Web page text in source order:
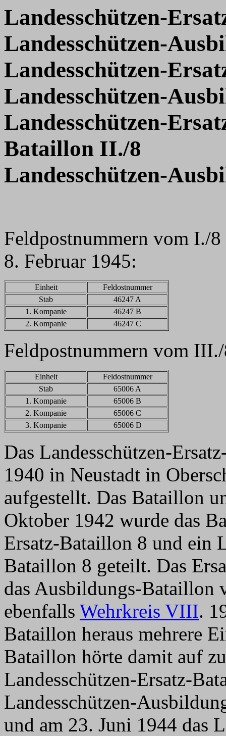
Landesschützen-
Landesschützen-
Landesschützen-
Landesschützen-
Landesschützen-
Bataillon II./8
Landesschützen-
Feldpostnummern vom I./
8. Februar 1945:
Einheit
Feldostnummer
Stab
46247 A
1. Kompanie
46247 B
2. Kompanie
46247 C
Feldpostnummern vom
Einheit
Feldostnummer
Stab
65006 A
1. Kompanie
65006 B
2. Kompanie
65006 C
3. Kompanie
65006 D
Das Landesschützen-
1940 in Neustadt in
aufgestellt. Das Bataillon
Oktober 1942 wurde das
Ersatz-Bataillon 8 und ein
Bataillon 8 geteilt. Das
das Ausbildungs-Bataillon
ebenfalls Wehrkreis VIII.
Bataillon heraus mehrere
Bataillon hörte damit auf
Landesschützen-Ersatz-
Landesschützen-
und am 23. Juni 1944 das